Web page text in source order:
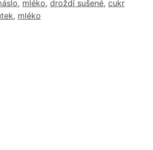
, mléko, droždí sušené, cukr
, mléko